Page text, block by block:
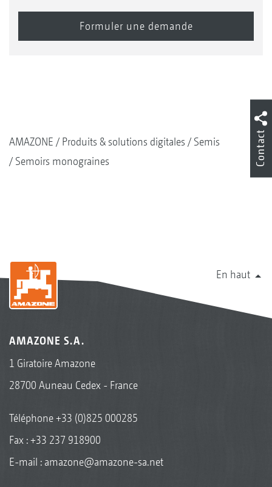
AMAZONE Produits & solutions digitales
Semis
Semoirs monograines
En haut
AMAZONE S.A.
1 Giratoire Amazone
28700 Auneau Cedex - France
Téléphone+33 (0)825 000285
Fax : +33 237 918900
E-mail : amazone@amazone-sa.net
Contact